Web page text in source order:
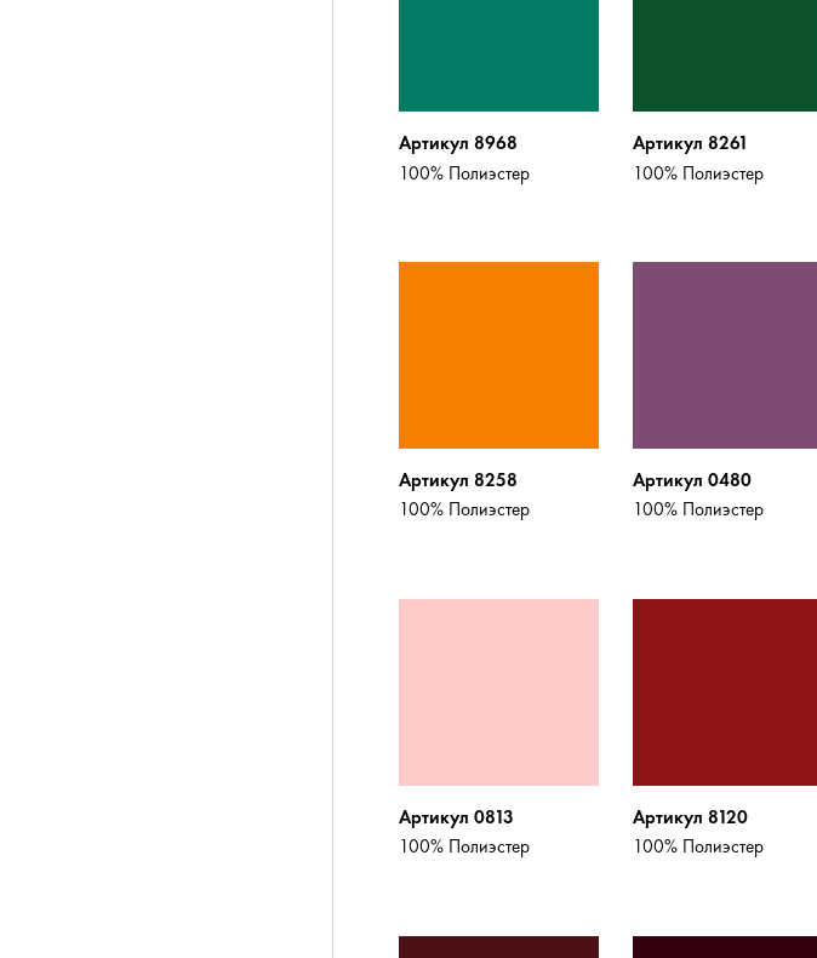
Артикул 8968
100% Полиэстер
Артикул 8261
100% Полиэстер
Артикул 8258
100% Полиэстер
Артикул 0480
100% Полиэстер
Артикул 0813
100% Полиэстер
Артикул 8120
100% Полиэстер